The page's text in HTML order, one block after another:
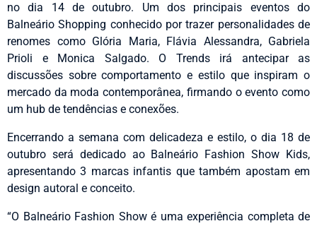
no dia 14 de outubro. Um dos principais eventos do
Balneário Shopping conhecido por trazer personalidades de
renomes como Glória Maria, Flávia Alessandra, Gabriela
Prioli e Monica Salgado. O Trends irá antecipar as
discussões sobre comportamento e estilo que inspiram o
mercado da moda contemporânea, firmando o evento como
um hub de tendências e conexões.
Encerrando a semana com delicadeza e estilo, o dia 18 de
outubro será dedicado ao Balneário Fashion Show Kids,
apresentando 3 marcas infantis que também apostam em
design autoral e conceito.
“O Balneário Fashion Show é uma experiência completa de